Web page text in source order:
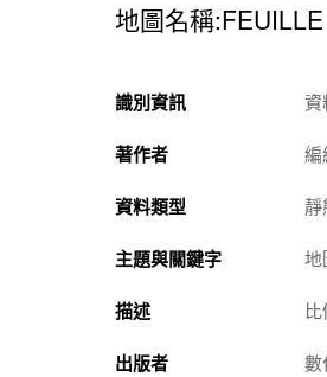
地圖名稱
識別資訊 資
著作者 編
資料類型 靜
主題與關鍵字 地
描述
出版者 數